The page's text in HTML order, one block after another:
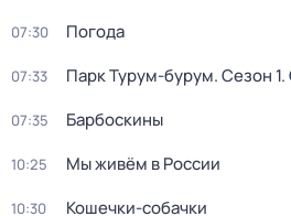
07:30 Погода
07:33 Парк Турум-бурум. Сезон 1.
07:35 Барбоскины
10:25 Мы живём в России
10:30 Кошечки-собачки